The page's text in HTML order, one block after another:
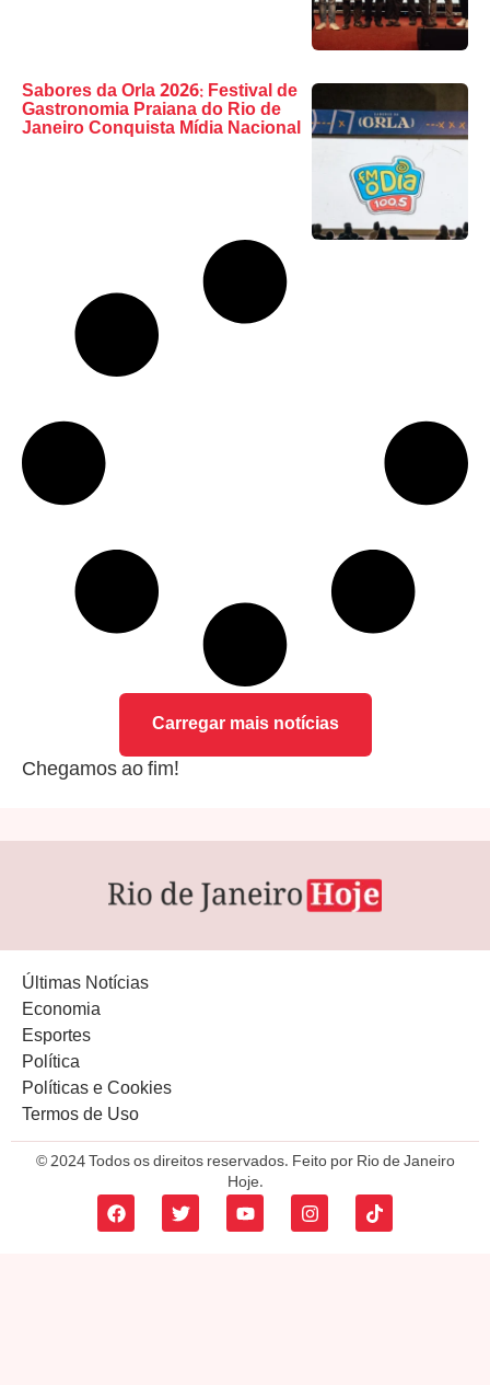
Sabores da Orla 2026: Festival de
Gastronomia Praiana do Rio de
Janeiro Conquista Mídia Nacional
Carregar mais notícias
Chegamos ao fim!
Últimas Notícias
Economia
Esportes
Política
Políticas e Cookies
Termos de Uso
© 2024 Todos os direitos reservados. Feito por Rio de Janeiro
Hoje.